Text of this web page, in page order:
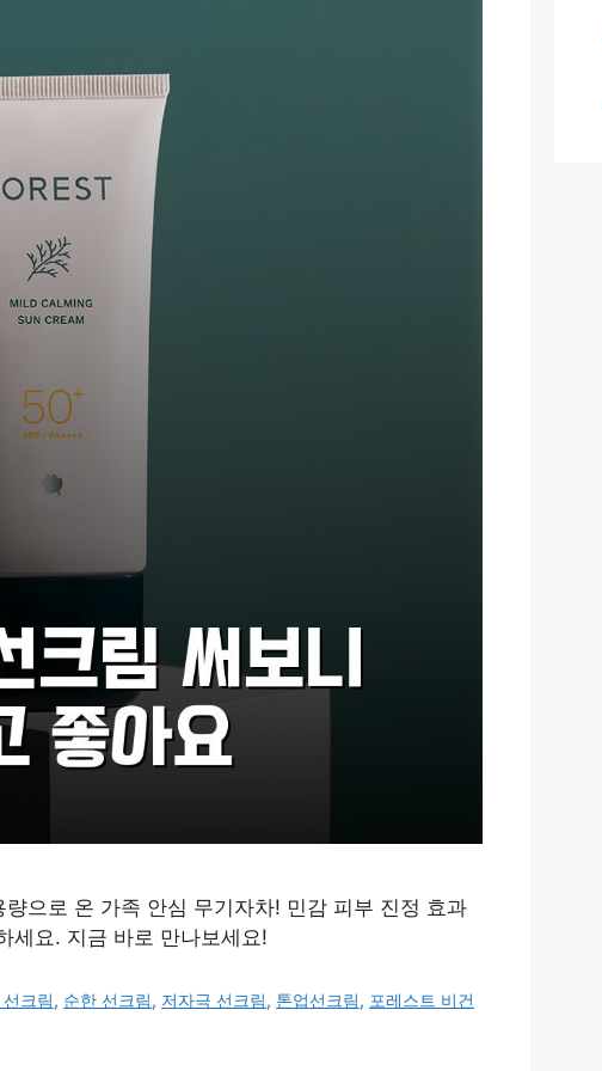
으로 온 가족 안심 무기자차! 민감 피부 진정 효과
세요. 지금 바로 만나보세요!
크림, 순한 선크림, 저자극 선크림, 톤업선크림, 포레스트 비건